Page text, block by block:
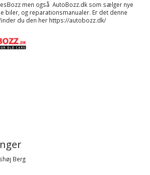
men også AutoBozz.dk som sælger nye
biler, og reparationsmanualer. Er det denne
du den her https://autobozz.dk/
Berg